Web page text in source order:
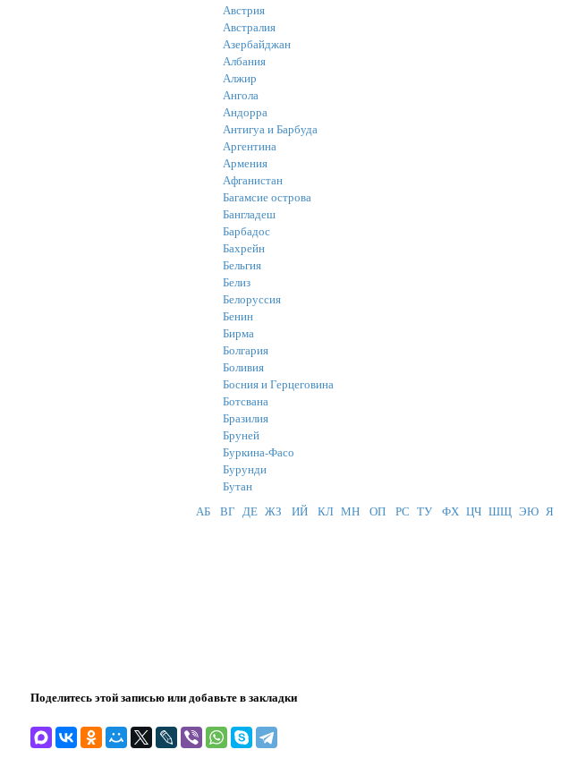
Австрия
Австралия
Азербайджан
Албания
Алжир
Ангола
Андорра
Антигуа и Барбуда
Аргентина
Армения
Афганистан
Багамсие острова
Бангладеш
Барбадос
Бахрейн
Бельгия
Белиз
Белоруссия
Бенин
Бирма
Болгария
Боливия
Босния и Герцеговина
Ботсвана
Бразилия
Бруней
Буркина-Фасо
Бурунди
Бутан
АБ
ВГ ДЕ ЖЗ ИЙ КЛ МН ОП РС ТУ ФХ ЦЧ ШЩ ЭЮ Я
Поделитесь этой записью или добавьте в закладки